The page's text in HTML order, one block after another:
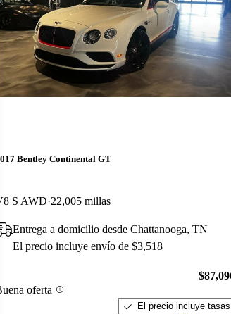
Bentley Continental GT
S AWD 22,005 millas
Entrega a domicilio desde Chattanooga, TN
El precio incluye envío de $3,518
oferta
El precio incluye tasas